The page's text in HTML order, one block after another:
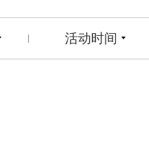
活动时间